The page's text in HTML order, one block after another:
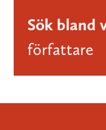
Sök bland
författare